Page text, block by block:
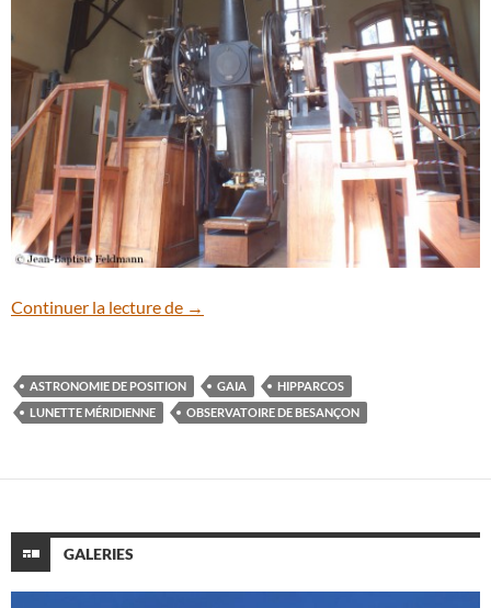
Continuer la lecture de La lunette méridienne de l’Observatoire
→
ASTRONOMIE DE POSITION GAIA
HIPPARCOS
LUNETTE MÉRIDIENNE
OBSERVATOIRE DE BESANÇON
GALERIES